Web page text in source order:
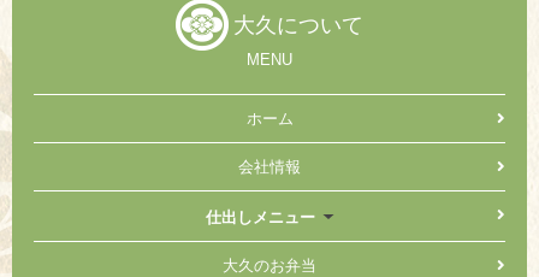
大久について
MENU
ホーム
会社情報
仕出しメニュー
大久のお弁当